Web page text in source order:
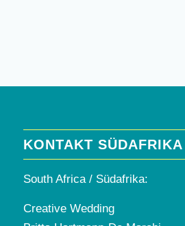
KONTAKT SÜDAFRIKA
South Africa / Südafrika:
Creative Wedding